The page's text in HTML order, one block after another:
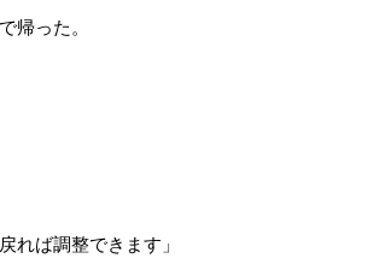
帰った。
れば調整できます」